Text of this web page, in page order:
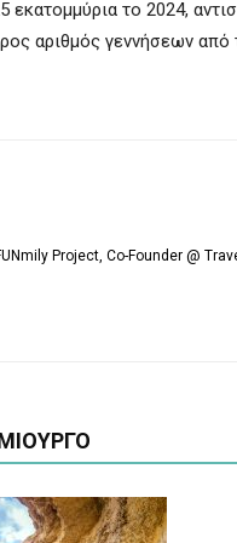
το 2024,
αριθμός γεννήσεων από
Project, Co-Founder @